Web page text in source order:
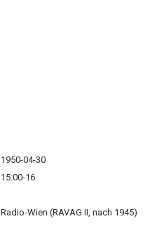
1950-04-30
15:00-16
Radio-Wien (RAVAG II, nach 1945)